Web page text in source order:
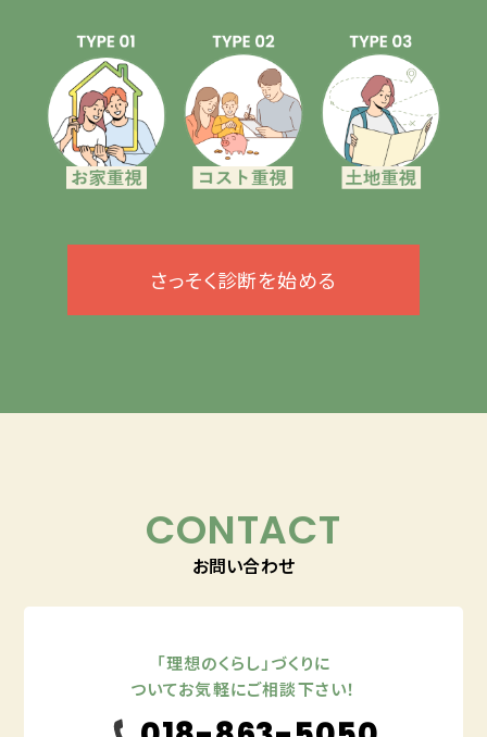
さっそく診断を始める
CONTACT
お問い合わせ
「理想のくらし」づくりに
ついてお気軽にご相談下さい！